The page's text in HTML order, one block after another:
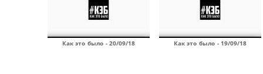
Как это было - 20/09/18 Как это было - 19/09/18